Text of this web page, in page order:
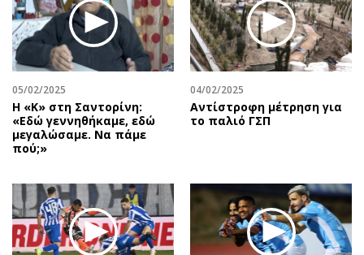
05/02/2025
Η «Κ» στη Σαντορίνη:
«Εδώ γεννηθήκαμε, εδώ
μεγαλώσαμε. Να πάμε
πού;»
04/02/2025
Αντίστροφη μέτρηση για
το παλιό ΓΣΠ